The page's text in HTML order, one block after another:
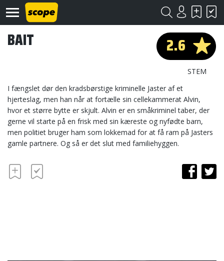
Om
Scope
Kontakt
2.6
STEM
BAIT
I fængslet dør den kradsbørstige kriminelle Jaster af et
hjerteslag, men han når at fortælle sin cellekammerat Alvin,
hvor et større bytte er skjult. Alvin er en småkriminel taber, der
gerne vil starte på en frisk med sin kæreste og nyfødte barn,
men politiet bruger ham som lokkemad for at få ram på Jasters
gamle partnere. Og så er det slut med familiehyggen.